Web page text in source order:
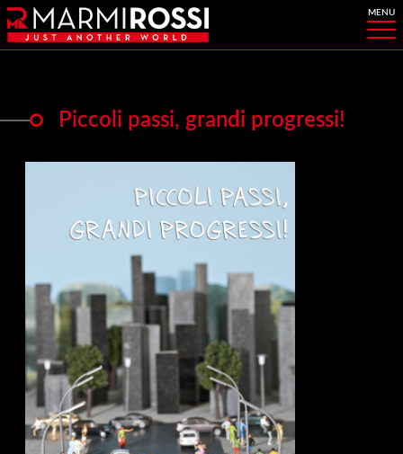
Piccoli passi, grandi progressi!